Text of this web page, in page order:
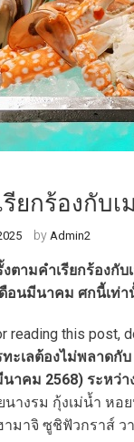
ยกร้องกับ
by Admin2
ตามคำเรียกร้องกั
อนมีนาคม ศกนี้เท่า
reading this post,
ะเลต้องไม่พลาดกั
าคม 2568) ระหว่า
นางรม กุ้งเม่น้ำ ห
ามาจิ ซูชิฟัวกราส์